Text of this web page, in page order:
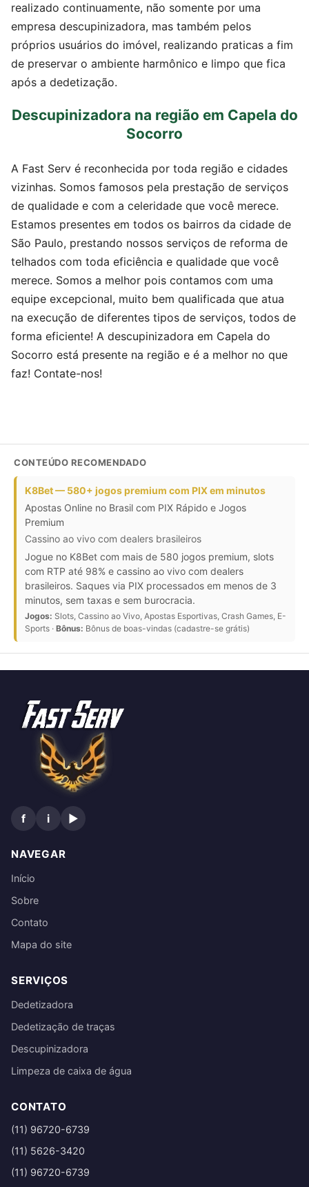
realizado continuamente, não somente por uma
empresa descupinizadora, mas também pelos
próprios usuários do imóvel, realizando praticas a fim
de preservar o ambiente harmônico e limpo que fica
após a dedetização.
Descupinizadora na região em Capela do
Socorro
A Fast Serv é reconhecida por toda região e cidades
vizinhas. Somos famosos pela prestação de serviços
de qualidade e com a celeridade que você merece.
Estamos presentes em todos os bairros da cidade de
São Paulo, prestando nossos serviços de reforma de
telhados com toda eficiência e qualidade que você
merece. Somos a melhor pois contamos com uma
equipe excepcional, muito bem qualificada que atua
na execução de diferentes tipos de serviços, todos de
forma eficiente! A descupinizadora em Capela do
Socorro está presente na região e é a melhor no que
faz! Contate-nos!
CONTEÚDO RECOMENDADO
K8Bet — 580+ jogos premium com PIX em minutos
Apostas Online no Brasil com PIX Rápido e Jogos
Premium
Cassino ao vivo com dealers brasileiros
Jogue no K8Bet com mais de 580 jogos premium, slots
com RTP até 98% e cassino ao vivo com dealers
brasileiros. Saques via PIX processados em menos de 3
minutos, sem taxas e sem burocracia.
Jogos: Slots, Cassino ao Vivo, Apostas Esportivas, Crash Games, E-
Sports · Bônus: Bônus de boas-vindas (cadastre-se grátis)
NAVEGAR
Início
Sobre
Contato
Mapa do site
SERVIÇOS
Dedetizadora
Dedetização de traças
Descupinizadora
Limpeza de caixa de água
CONTATO
(11) 96720-6739
(11) 5626-3420
(11) 96720-6739